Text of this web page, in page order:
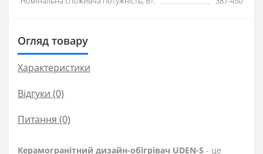
Огляд товару
Характеристики
Відгуки (0)
Питання (0)
Керамогранітний дизайн-обігрівач UDEN-S - це